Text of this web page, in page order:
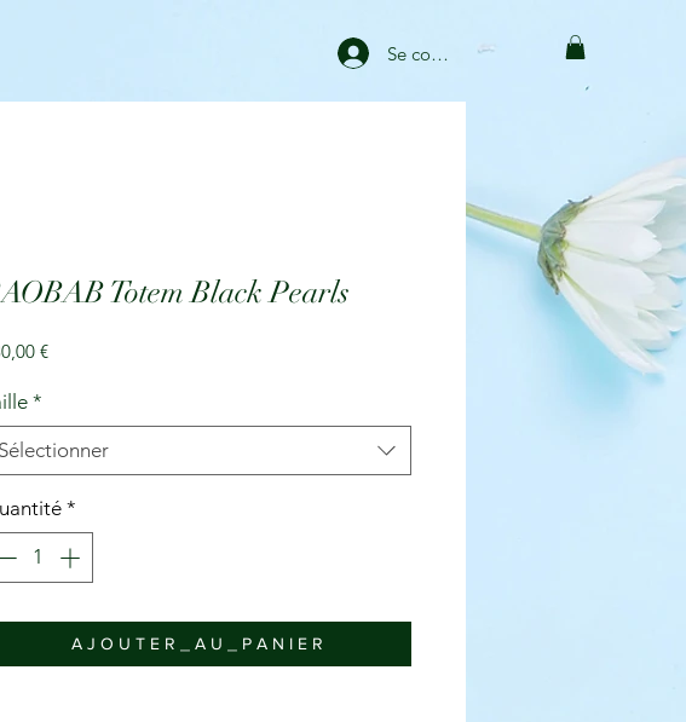
Se connecter
Totem Black Pearls
€Prix
*
Sélectionner
*
A J O U T E R _ A U _ P A N I E R